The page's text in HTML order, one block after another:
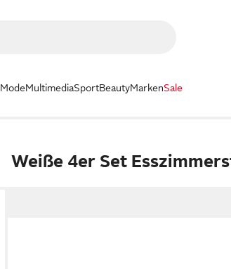
ModeMultimediaSportBeautyMarkenSale
Weiße 4er Set